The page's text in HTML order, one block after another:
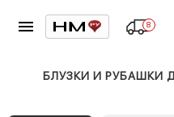
8
БЛУЗКИ И РУБАШКИ